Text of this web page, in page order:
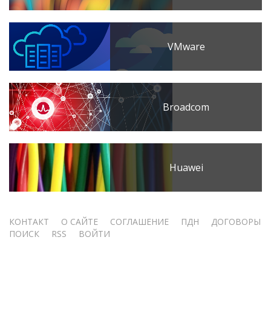
VMware
Broadcom
Huawei
Меню
КОНТАКТ О САЙТЕ СОГЛАШЕНИЕ ПДН
ДОГОВОРЫ
ПОИСК
RSS ВОЙТИ